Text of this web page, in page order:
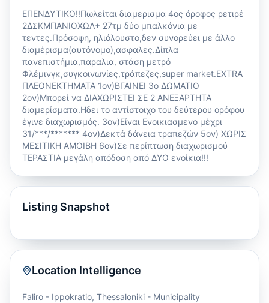
ΕΠΕΝΔΥΤΙΚΟ!!Πωλείται διαμερισμα 4ος όροφος ρετιρέ
2ΔΣΚΜΠΑΝΙΟΧΩΛ+ 27τμ δύο μπαλκόνια με
τεντες.Πρόσοψη, ηλιόλουστο,δεν συνορεύει με άλλο
διαμέρισμα(αυτόνομο),ασφαλες.Δίπλα
πανεπιστήμια,παραλια, στάση μετρό
Φλέμινγκ,συγκοινωνίες,τράπεζες,super market.EXTRA
ΠΛΕΟΝΕΚΤΗΜΑΤΑ 1ον)ΒΓΑΙΝΕΙ 3ο ΔΩΜΑΤΙΟ
2ον)Μπορεί να ΔΙΑΧΩΡΙΣΤΕΙ ΣΕ 2 ΑΝΕΞΑΡΤΗΤΑ
διαμερίσματα.Ηδει το αντίστοιχο του δεύτερου ορόφου
έγινε διαχωρισμός. 3ον)Είναι Ενοικιασμενο μέχρι
31/***/******* 4ον)Δεκτά δάνεια τραπεζών 5ον) ΧΩΡΙΣ
ΜΕΣΙΤΙΚΗ ΑΜΟΙΒΗ 6ον)Σε περίπτωση διαχωρισμού
ΤΕΡΑΣΤΙΑ μεγάλη απόδοση από ΔΥΟ ενοίκια!!!
Listing Snapshot
Location Intelligence
Faliro - Ippokratio, Thessaloniki - Municipality